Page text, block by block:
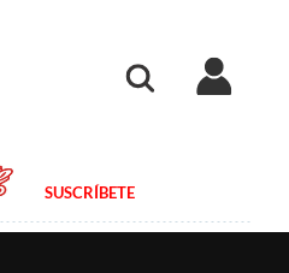
SUSCRÍBETE